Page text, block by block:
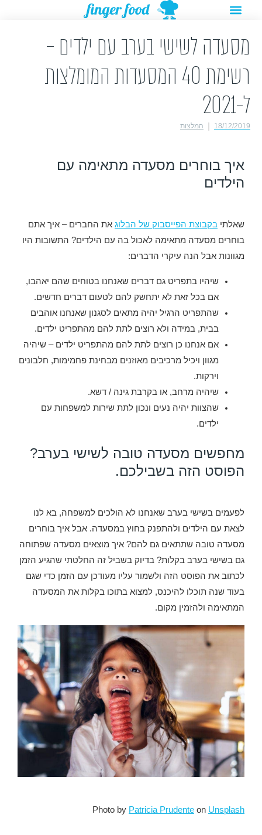
תפריט
מסעדה לשישי בערב עם ילדים –
רשימת 40 המסעדות המומלצות
ל-2021
18/12/2019 המלצות
איך בוחרים מסעדה מתאימה עם
הילדים
שאלתי בקבוצת הפייסבוק של הבלוג את החברים – איך אתם
בוחרים מסעדה מתאימה לאכול בה עם הילדים? התשובות היו
מגוונות אבל הנה עיקרי הדברים:
שיהיו בתפריט גם דברים שאנחנו בטוחים שהם יאהבו,
אם בכל זאת לא יתחשק להם לטעום דברים חדשים.
שהתפריט הרגיל יהיה מתאים לסגנון שאנחנו אוהבים
בבית, במידה ולא רוצים לתת להם מהתפריט ילדים.
אם אנחנו כן רוצים לתת להם מהתפריט ילדים – שיהיה
מגוון ויכיל מרכיבים מאוזנים מבחינת פחמימות, חלבונים
וירקות.
שיהיה מרחב, או בקרבת גינה / דשא.
שהצוות יהיה נעים ונכון לתת שירות למשפחות עם
ילדים.
מחפשים מסעדה טובה לשישי בערב?
הפוסט הזה בשבילכם.
לפעמים בשישי בערב שאנחנו לא הולכים למשפחה, בא לנו
לצאת עם הילדים ולהתפנק בחוץ במסעדה. אבל איך בוחרים
מסעדה טובה שתתאים גם להם? איך מוצאים מסעדה שפתוחה
גם בשישי בערב בקלות? בדיוק בשביל זה החלטתי שהגיע הזמן
לכתוב את הפוסט הזה ולשמור עליו מעודכן עם הזמן כדי שגם
בעוד שנה תוכלו להיכנס, למצוא בתוכו בקלות את המסעדה
המתאימה ולהזמין מקום.
Photo by Patricia Prudente on Unsplash